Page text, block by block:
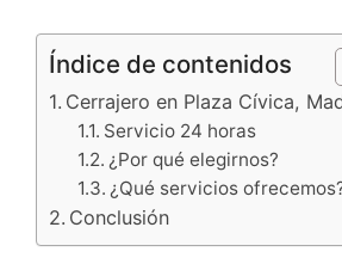
Índice de contenidos
Cerrajero en Plaza Cívica,
Servicio 24 horas
¿Por qué elegirnos?
¿Qué servicios
Conclusión